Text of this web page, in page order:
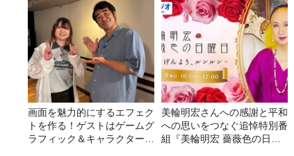
画面を魅力的にするエフェク
トを作る！ゲストはゲームグ
ラフィック＆キャラクター専
美輪明宏さんへの感謝と平和
への思いをつなぐ追悼特別番
組『美輪明宏 薔薇色の日曜